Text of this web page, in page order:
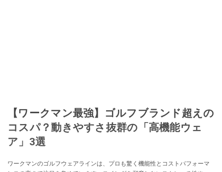
【ワークマン最強】ゴルフブランド超えの
コスパ？動きやすさ抜群の「高機能ウェ
ア」3選
ワークマンのゴルフウェアラインは、プロも驚く機能性とコストパフォーマ